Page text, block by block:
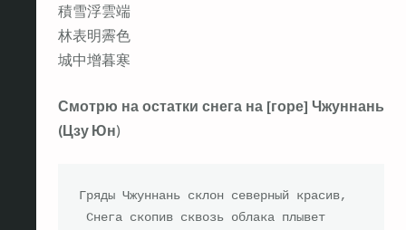
積雪浮雲端
林表明霽色
城中增暮寒
Смотрю на остатки снега на [горе] Чжуннань
(Цзу Юн)
Гряды Чжуннань склон северный красив,
Снега скопив сквозь облака плывет